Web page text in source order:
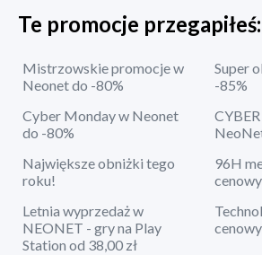
Te promocje przegapiłeś:
Mistrzowskie promocje w
Neonet do -80%
Super
-85%
Cyber Monday w Neonet
do -80%
Największe obniżki tego
roku!
96H
Letnia wyprzedaż w
NEONET - gry na Play
Station od 38,00 zł
cenowy